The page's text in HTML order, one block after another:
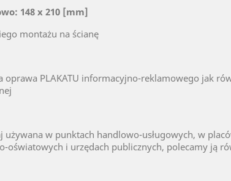
148 x 210 [mm]
montażu na ścianę
oprawa PLAKATU informacyjno-reklamowego jak
używana w punktach handlowo-usługowych, w
oświatowych i urzędach publicznych, polecamy ją